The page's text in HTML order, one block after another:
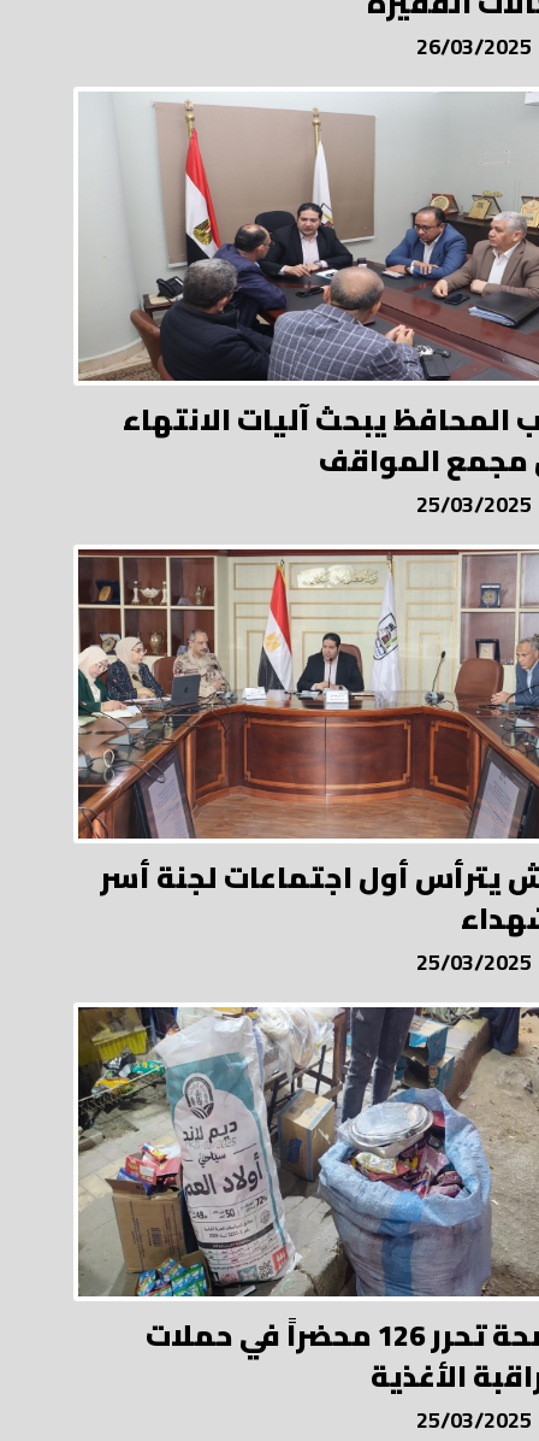
26/03/2025
المحافظ يبحث آليات الانتهاء
المواقف
25/03/2025
يترأس أول اجتماعات لجنة أسر
25/03/2025
الصحة تحرر 126 محضراً في حملات
الأغذية
25/03/2025